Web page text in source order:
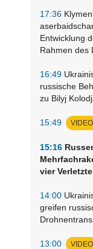
17:36
Entwicklung
Rahmen des
16:49
russische
zu Bilyj
15:49 VIDEO
15:16
vier Verletzte
14:00
greifen
13:00 VIDEO